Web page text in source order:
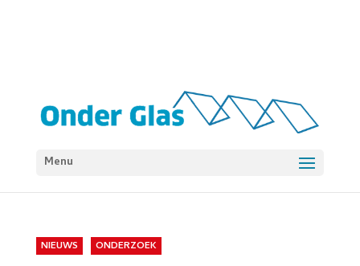
Menu
NIEUWS ONDERZOEK